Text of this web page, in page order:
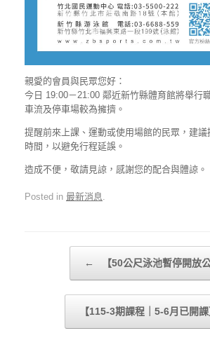
親愛的會員與民眾您好：
今日 19:00－21:00 鄰近新竹縣體育館將舉行
車流及停車場較為擁擠。
提醒前來上課、運動或使用場館的民眾，建
時間，以避免行程延誤。
造成不便，敬請見諒，感謝您的配合與體諒。
Posted in 最新消息.
← 【50公尺泳池暫停開放公
【115-3期課程｜5-6月已開課